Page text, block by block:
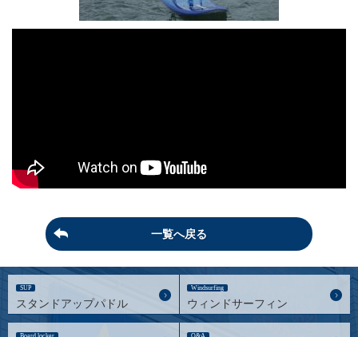
一覧へ戻る
SUP
スタンドアップパドル
Windsurfing
ウィンドサーフィン